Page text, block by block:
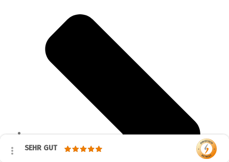
SEHR GUT